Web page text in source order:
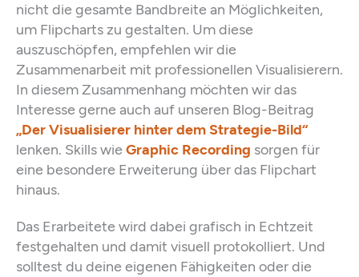
nicht die gesamte Bandbreite an Möglichkeiten,
um Flipcharts zu gestalten. Um diese
auszuschöpfen, empfehlen wir die
Zusammenarbeit mit professionellen Visualisierern.
In diesem Zusammenhang möchten wir das
Interesse gerne auch auf unseren Blog-Beitrag
„Der Visualisierer hinter dem Strategie-Bild“
lenken. Skills wie Graphic Recording sorgen für
eine besondere Erweiterung über das Flipchart
hinaus.
Das Erarbeitete wird dabei grafisch in Echtzeit
festgehalten und damit visuell protokolliert. Und
solltest du deine eigenen Fähigkeiten oder die